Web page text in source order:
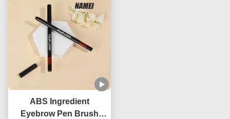
ABS Ingredient
Eyebrow Pen Brush